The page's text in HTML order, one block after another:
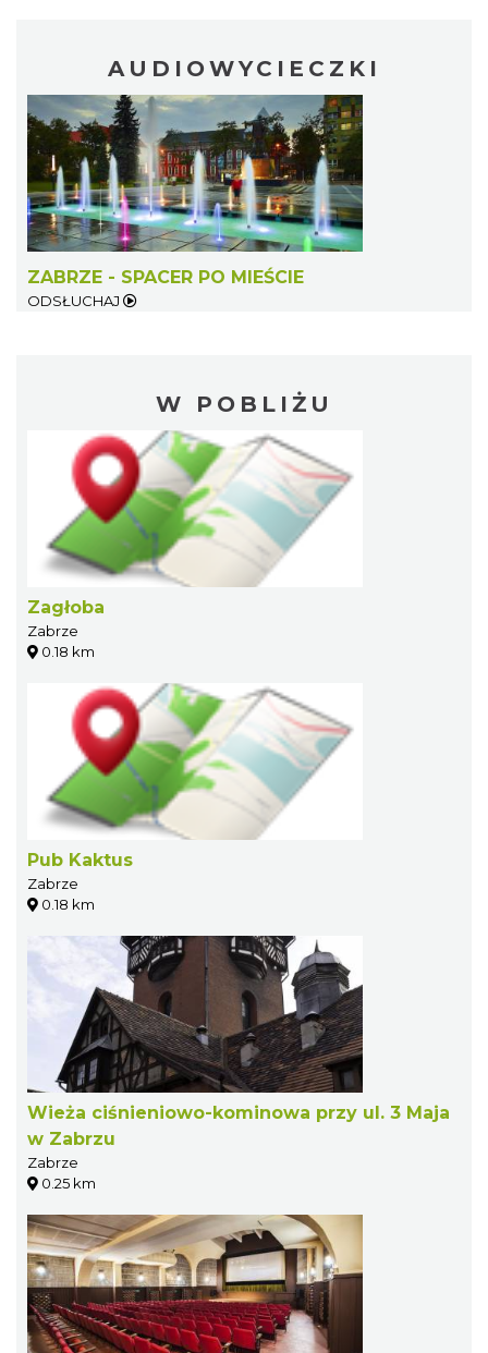
AUDIOWYCIECZKI
ZABRZE - SPACER PO MIEŚCIE
ODSŁUCHAJ
W POBLIŻU
Zagłoba
Zabrze
0.18 km
Pub Kaktus
Zabrze
0.18 km
Wieża ciśnieniowo-kominowa przy ul. 3 Maja
w Zabrzu
Zabrze
0.25 km